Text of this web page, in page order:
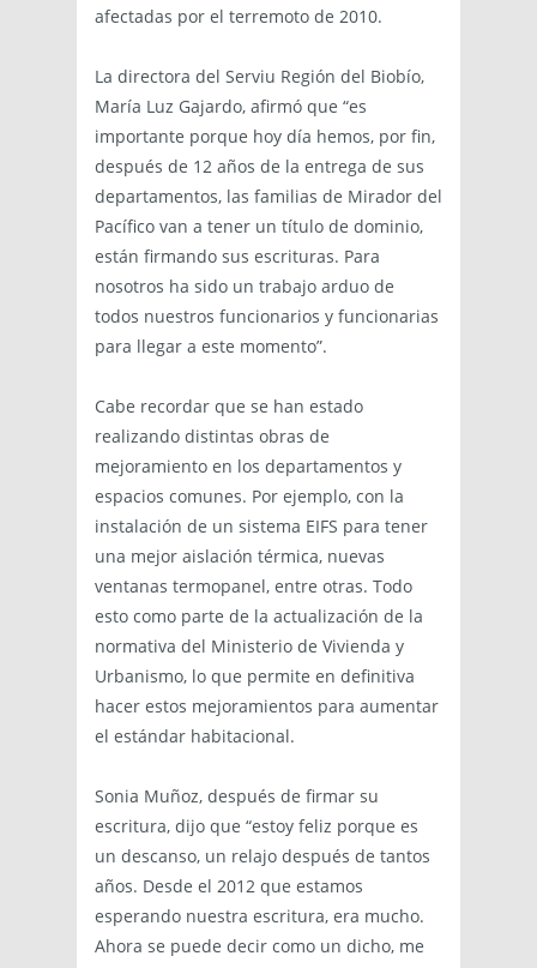
afectadas por el terremoto de 2010.
La directora del Serviu Región del Biobío,
María Luz Gajardo, afirmó que “es
importante porque hoy día hemos, por fin,
después de 12 años de la entrega de sus
departamentos, las familias de Mirador del
Pacífico van a tener un título de dominio,
están firmando sus escrituras. Para
nosotros ha sido un trabajo arduo de
todos nuestros funcionarios y funcionarias
para llegar a este momento”.
Cabe recordar que se han estado
realizando distintas obras de
mejoramiento en los departamentos y
espacios comunes. Por ejemplo, con la
instalación de un sistema EIFS para tener
una mejor aislación térmica, nuevas
ventanas termopanel, entre otras. Todo
esto como parte de la actualización de la
normativa del Ministerio de Vivienda y
Urbanismo, lo que permite en definitiva
hacer estos mejoramientos para aumentar
el estándar habitacional.
Sonia Muñoz, después de firmar su
escritura, dijo que “estoy feliz porque es
un descanso, un relajo después de tantos
años. Desde el 2012 que estamos
esperando nuestra escritura, era mucho.
Ahora se puede decir como un dicho, me